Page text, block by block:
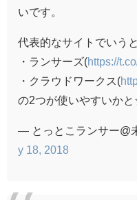
いです。
代表的なサイトでいうと
・ランサーズ(https://
・クラウドワークス(
の2つが使いやすいか
— とっとこランサー@
y 18, 2018